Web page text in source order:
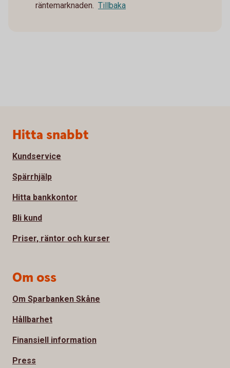
räntemarknaden. Tillbaka
Sidfot
Hitta snabbt
Kundservice
Spärrhjälp
Hitta bankkontor
Bli kund
Priser, räntor och kurser
Om oss
Om Sparbanken Skåne
Hållbarhet
Finansiell information
Press